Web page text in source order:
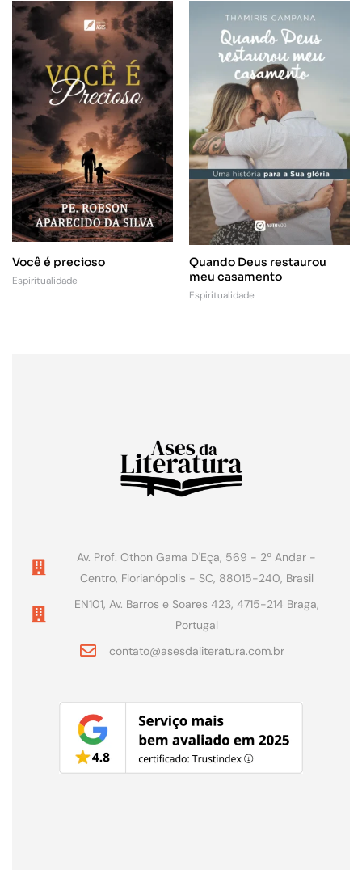
Você é precioso
Espiritualidade
Quando Deus restaurou
meu casamento
Espiritualidade
Av. Prof. Othon Gama D'Eça, 569 - 2º Andar -
Centro, Florianópolis - SC, 88015-240, Brasil
EN101, Av. Barros e Soares 423, 4715-214 Braga,
Portugal
contato@asesdaliteratura.com.br